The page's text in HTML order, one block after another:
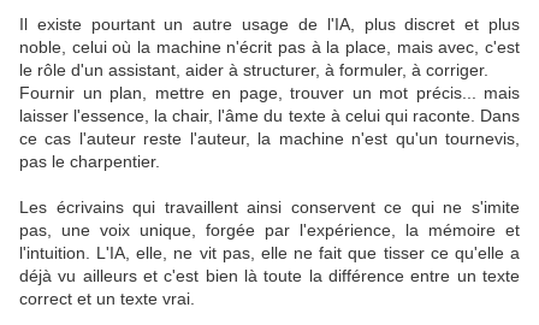
Il existe pourtant un autre usage de l'IA, plus discret et plus
noble, celui où la machine n'écrit pas à la place, mais avec, c'est
le rôle d'un assistant, aider à structurer, à formuler, à corriger.
Fournir un plan, mettre en page, trouver un mot précis... mais
laisser l'essence, la chair, l'âme du texte à celui qui raconte. Dans
ce cas l'auteur reste l'auteur, la machine n'est qu'un tournevis,
pas le charpentier.
Les écrivains qui travaillent ainsi conservent ce qui ne s'imite
pas, une voix unique, forgée par l'expérience, la mémoire et
l'intuition. L'IA, elle, ne vit pas, elle ne fait que tisser ce qu'elle a
déjà vu ailleurs et c'est bien là toute la différence entre un texte
correct et un texte vrai.